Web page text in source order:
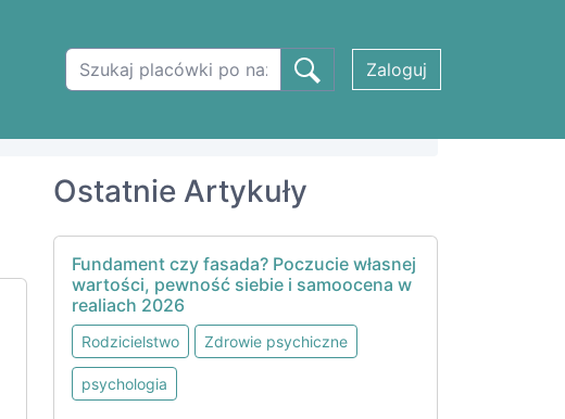
Zaloguj
Ostatnie Artykuły
Fundament czy fasada? Poczucie własnej
wartości, pewność siebie i samoocena w
realiach 2026
Rodzicielstwo Zdrowie psychiczne
psychologia